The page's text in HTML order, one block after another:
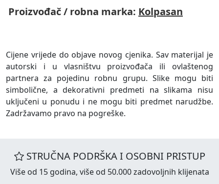
Proizvođač / robna marka: Kolpasan
Cijene vrijede do objave novog cjenika. Sav materijal je
autorski i u vlasništvu proizvođača ili ovlaštenog
partnera za pojedinu robnu grupu. Slike mogu biti
simbolične, a dekorativni predmeti na slikama nisu
uključeni u ponudu i ne mogu biti predmet narudžbe.
Zadržavamo pravo na pogreške.
STRUČNA PODRŠKA I OSOBNI PRISTUP
Više od 15 godina, više od 50.000 zadovoljnih klijenata